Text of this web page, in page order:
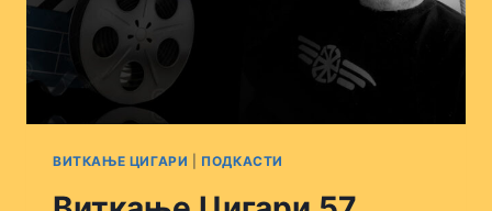
ВИТКАЊЕ ЦИГАРИ ПОДКАСТИ